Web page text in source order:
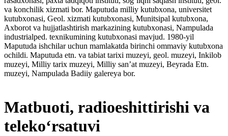
va konchilik xizmati bor. Maputuda milliy kutubxona, universitet
kutubxonasi, Geol. xizmati kutubxonasi, Munitsipal kutubxona,
Axborot va hujjatlashtirish markazining kutubxonasi, Nampulada
industrialped. texnikumining kutubxonasi mavjud. 1980-yil
Maputuda ishchilar uchun mamlakatda birinchi ommaviy kutubxona
ochildi. Maputuda etn. va tabiat tarixi muzeyi, geol. muzeyi, Inkilob
muzeyi, Milliy tarix muzeyi, Milliy sanʼat muzeyi, Beyrada Etn.
muzeyi, Nampulada Badiiy galereya bor.
Matbuoti, radioeshittirishi va
telekoʻrsatuvi